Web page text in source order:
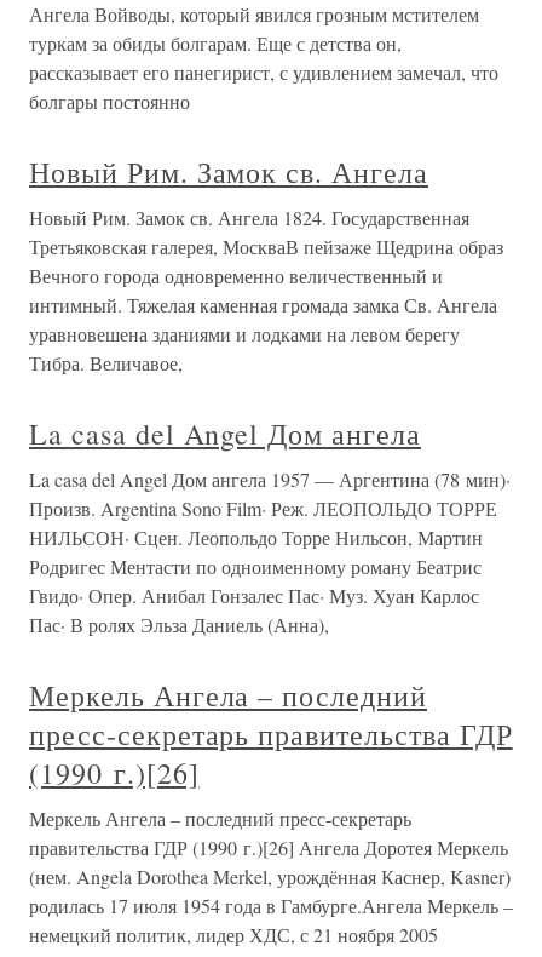
Ангела Войводы, который явился грозным мстителем
туркам за обиды болгарам. Еще с детства он,
рассказывает его панегирист, с удивлением замечал, что
болгары постоянно
Новый Рим. Замок св. Ангела
Новый Рим. Замок св. Ангела 1824. Государственная
Третьяковская галерея, МоскваВ пейзаже Щедрина образ
Вечного города одновременно величественный и
интимный. Тяжелая каменная громада замка Св. Ангела
уравновешена зданиями и лодками на левом берегу
Тибра. Величавое,
La casa del Angel Дом ангела
La casa del Angel Дом ангела 1957 — Аргентина (78 мин)·
Произв. Argentina Sono Film· Реж. ЛЕОПОЛЬДО ТОРРЕ
НИЛЬСОН· Сцен. Леопольдо Торре Нильсон, Мартин
Родригес Ментасти по одноименному роману Беатрис
Гвидо· Опер. Анибал Гонзалес Пас· Муз. Хуан Карлос
Пас· В ролях Эльза Даниель (Анна),
Меркель Ангела – последний
пресс-секретарь правительства ГДР
(1990 г.)[26]
Меркель Ангела – последний пресс-секретарь
правительства ГДР (1990 г.)[26] Ангела Доротея Меркель
(нем. Angela Dorothea Merkel, урождённая Каснер, Kasner)
родилась 17 июля 1954 года в Гамбурге.Ангела Меркель –
немецкий политик, лидер ХДС, с 21 ноября 2005